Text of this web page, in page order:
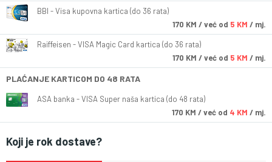
BBI - Visa kupovna kartica (do 36 rata)
170 KM / već od 5 KM / mj.
Raiffeisen - VISA Magic Card kartica (do 36 rata)
170 KM / već od 5 KM / mj.
PLAĆANJE KARTICOM DO 48 RATA
ASA banka - VISA Super naša kartica (do 48 rata)
170 KM / već od 4 KM / mj.
Koji je rok dostave?